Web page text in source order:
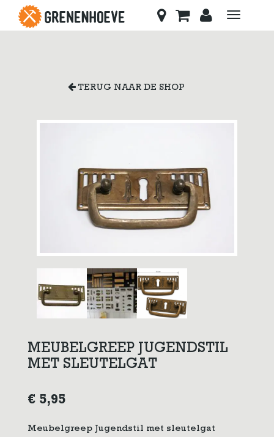
Toggle
TERUG NAAR DE SHOP
MEUBELGREEP JUGENDSTIL
MET SLEUTELGAT
€ 5,95
Meubelgreep Jugendstil met sleutelgat